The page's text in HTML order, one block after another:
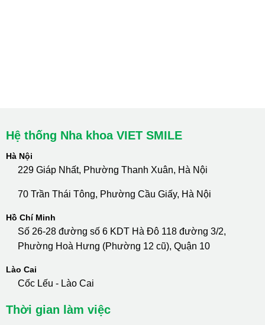
Hệ thống Nha khoa VIET SMILE
Hà Nội
229 Giáp Nhất, Phường Thanh Xuân, Hà Nội
70 Trần Thái Tông, Phường Cầu Giấy, Hà Nội
Hồ Chí Minh
Số 26-28 đường số 6 KDT Hà Đô 118 đường 3/2,
Phường Hoà Hưng (Phường 12 cũ), Quận 10
Lào Cai
Cốc Lếu - Lào Cai
Thời gian làm việc